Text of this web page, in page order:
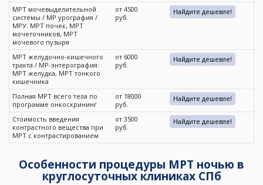
МРТ мочевыделительной
системы / МР урография /
МРУ: МРТ почек, МРТ
мочеточников, МРТ
мочевого пузыря
от 4500
руб.
Найдите дешевле!
МРТ желудочно-кишечного
тракта / МР-энтерография:
МРТ желудка, МРТ тонкого
кишечника
от 6000
руб.
Найдите дешевле!
Полная МРТ всего тела по
программе онкоскрининг
от 18000
руб.
Найдите дешевле!
Стоимость введения
контрастного вещества при
МРТ с контрастированием
от 3500
руб.
Найдите дешевле!
Особенности процедуры МРТ ночью в
круглосуточных клиниках СПб